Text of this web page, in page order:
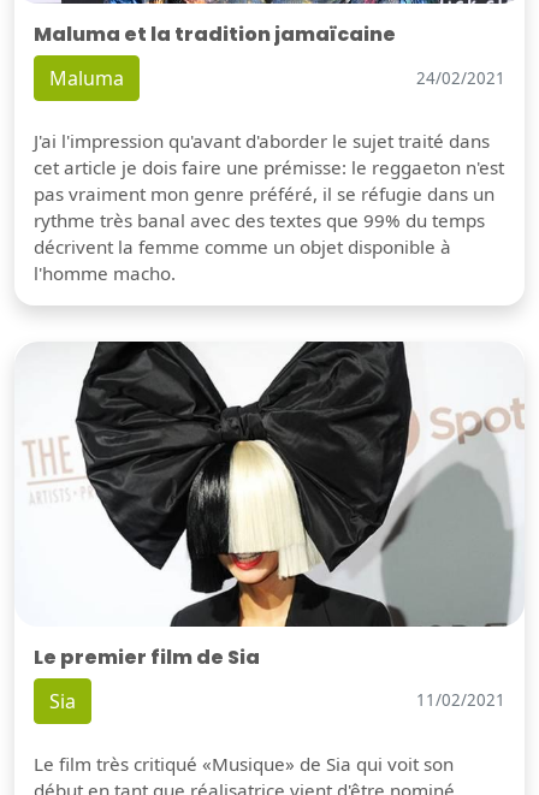
Maluma et la tradition jamaïcaine
Maluma 24/02/2021
J'ai l'impression qu'avant d'aborder le sujet traité dans
cet article je dois faire une prémisse: le reggaeton n'est
pas vraiment mon genre préféré, il se réfugie dans un
rythme très banal avec des textes que 99% du temps
décrivent la femme comme un objet disponible à
l'homme macho.
Le premier film de Sia
Sia 11/02/2021
Le film très critiqué «Musique» de Sia qui voit son
début en tant que réalisatrice vient d'être nominé